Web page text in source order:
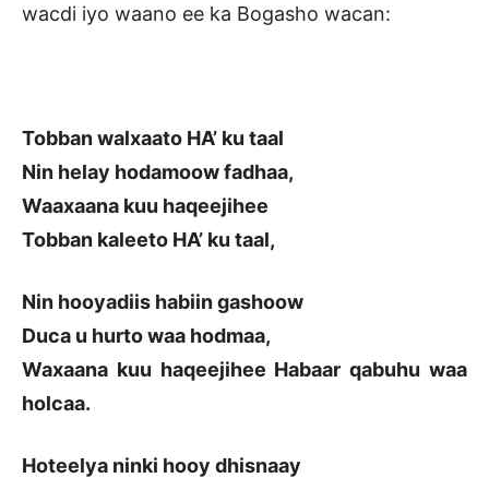
wacdi iyo waano ee ka Bogasho wacan:
Tobban walxaato HA’ ku taal
Nin helay hodamoow fadhaa,
Waaxaana kuu haqeejihee
Tobban kaleeto HA’ ku taal,
Nin hooyadiis habiin gashoow
Duca u hurto waa hodmaa,
Waxaana kuu haqeejihee Habaar qabuhu waa
holcaa.
Hoteelya ninki hooy dhisnaay